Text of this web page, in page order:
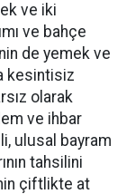
ve iki
ve bahçe
de yemek ve
kesintisiz
olarak
ve ihbar
ulusal bayram
tahsilini
çiftlikte at